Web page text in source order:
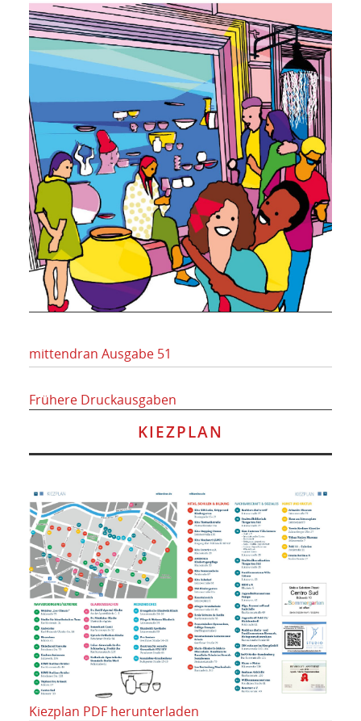
mittendran Ausgabe 51
Frühere Druckausgaben
KIEZPLAN
Kiezplan PDF herunterladen